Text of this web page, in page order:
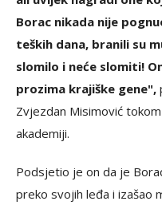
Borac nikada nije
teških dana, branili su
slomilo i neće slomiti!
prozima krajiške gene",
Zvjezdan Misimović
akademiji.
Podsjetio je on da je
preko svojih leđa i izašao